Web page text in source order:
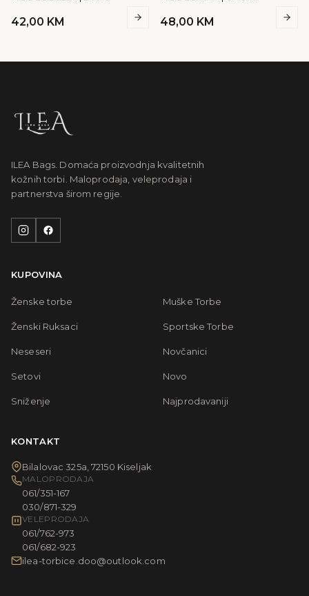
42,00 KM 48,00 KM
ILEA Bags. Domaća proizvodnja kvalitetnih
kožnih torbi. Maloprodaja, veleprodaja i
partnerstva širom regije.
KUPOVINA
Ženske torbe Muške Torbe
Ženski Ruksaci Sportske Torbe
Neseseri Novčanici
Setovi Novo
Sniženje Najprodavaniji
KONTAKT
Bilalovac 325a, 72150 Kiseljak
MALOPRODAJA
061/351-167
030/871-329
VELEPRODAJA
061/762-973
061/682-923
ilea-torbice.doo@outlook.com